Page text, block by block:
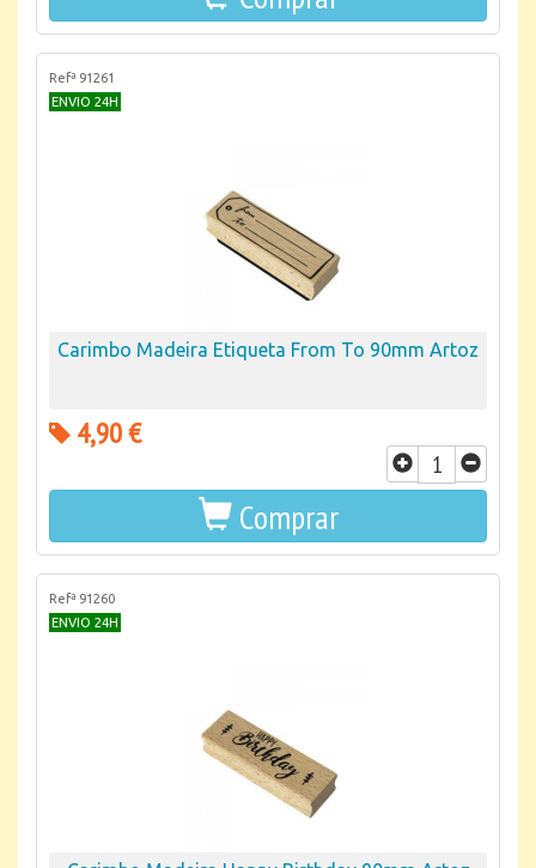
Refª 91261
ENVIO 24H
Carimbo Madeira Etiqueta From To 90mm Artoz
4,90 €
Comprar
Refª 91260
ENVIO 24H